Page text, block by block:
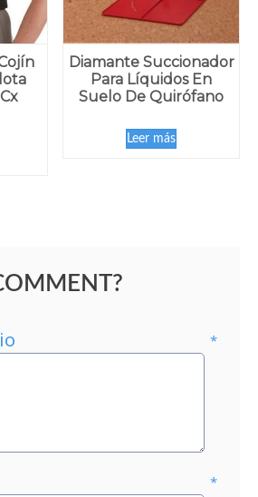
Diamante Succionador
Para Líquidos En
Suelo De Quirófano
Leer más
*
*